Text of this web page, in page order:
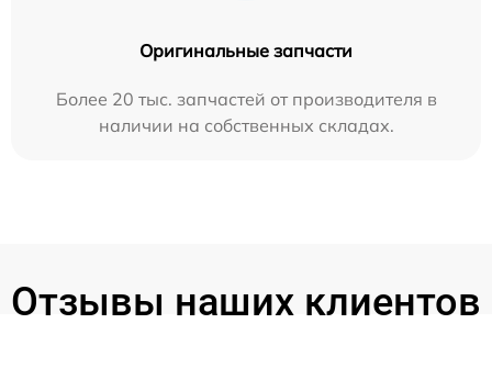
Оригинальные запчасти
Более 20 тыс. запчастей от производителя в
наличии на собственных складах.
Отзывы наших клиентов